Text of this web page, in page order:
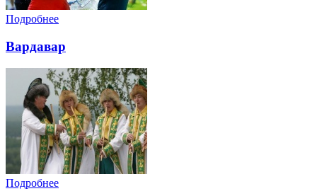
Подробнее
Вардавар
Подробнее